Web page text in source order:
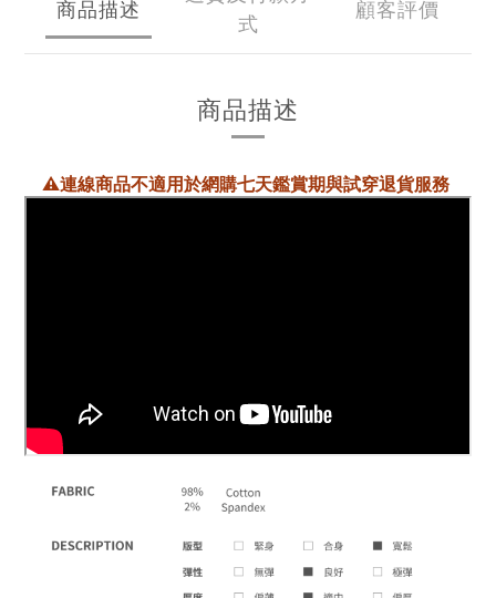
商品描述
式
顧客評價
商品描述
⚠️連線商品不適用於網購七天鑑賞期與試穿退貨服務